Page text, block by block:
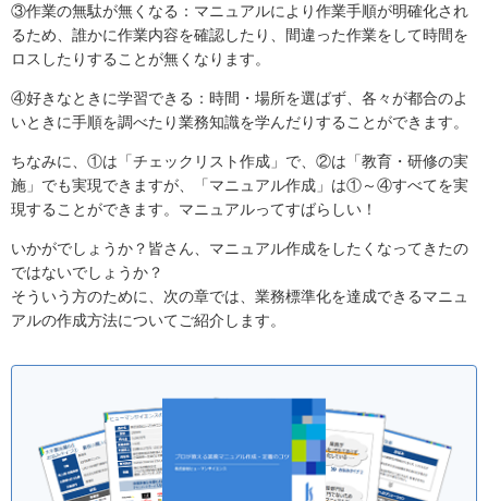
③作業の無駄が無くなる：マニュアルにより作業手順が明確化され
るため、誰かに作業内容を確認したり、間違った作業をして時間を
ロスしたりすることが無くなります。
④好きなときに学習できる：時間・場所を選ばず、各々が都合のよ
いときに手順を調べたり業務知識を学んだりすることができます。
ちなみに、①は「チェックリスト作成」で、②は「教育・研修の実
施」でも実現できますが、「マニュアル作成」は①～④すべてを実
現することができます。マニュアルってすばらしい！
いかがでしょうか？皆さん、マニュアル作成をしたくなってきたの
ではないでしょうか？
そういう方のために、次の章では、業務標準化を達成できるマニュ
アルの作成方法についてご紹介します。